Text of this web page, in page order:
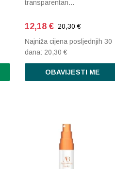
transparentan…
12,18€ 20,30 €
Najniža cijena posljednjih 30
dana: 20,30€
OBAVIJESTI ME